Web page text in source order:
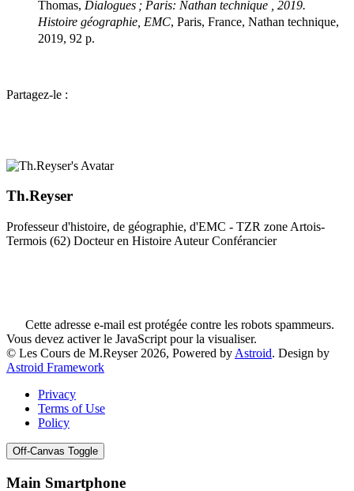
Thomas, Dialogues ; Paris: Nathan technique , 2019.
Histoire géographie, EMC, Paris, France, Nathan technique,
2019, 92 p.
Partagez-le :
Th.Reyser
Professeur d'histoire, de géographie, d'EMC - TZR zone Artois-
Termois (62) Docteur en Histoire Auteur Conférancier
Cette adresse e-mail est protégée contre les robots spammeurs.
Vous devez activer le JavaScript pour la visualiser.
© Les Cours de M.Reyser 2026, Powered by Astroid. Design by
Astroid Framework
Privacy
Terms of Use
Policy
Off-Canvas Toggle
Main Smartphone